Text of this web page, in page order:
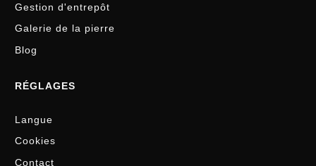
Gestion d'entrepôt
Galerie de la pierre
Blog
RÉGLAGES
Langue
Cookies
Contact